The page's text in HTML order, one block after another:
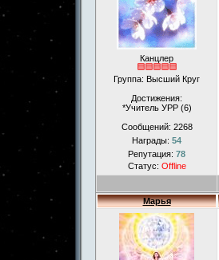
Канцлер
Группа: Высший Круг
Достижения:
*Учитель УРР (6)
Сообщений: 2268
Награды: 54
Репутация: 78
Статус: Offline
Марья